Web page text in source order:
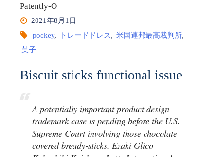
Patently-O
2021年8月1日
pockey, トレードドレス, 米国連邦最高裁判所,
菓子
Biscuit sticks functional issue
A potentially important product design
trademark case is pending before the U.S.
Supreme Court involving those chocolate
covered bready-sticks. Ezaki Glico